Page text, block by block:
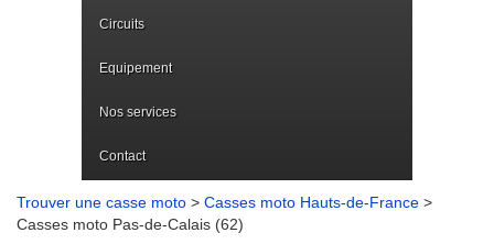
Circuits
Equipement
Nos services
Contact
Trouver une casse moto > Casses moto Hauts-de-France >
Casses moto Pas-de-Calais (62)